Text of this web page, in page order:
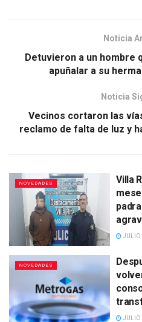
Noticia
Detuvieron a un hombre
apuñalar a su
Noticia
Vecinos cortaron las
reclamo de falta de luz y
NOVEDADES
Villa
JULIO
NOVEDADES
JULIO